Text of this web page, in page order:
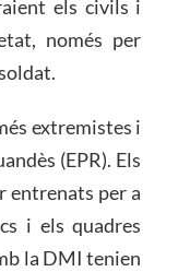
els civils i
només per
extremistes i
(EPR). Els
entrenats per a
i els quadres
la DMI tenien